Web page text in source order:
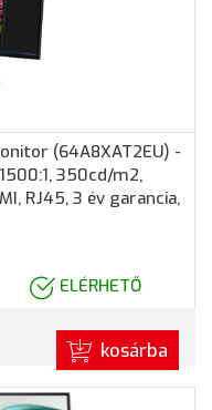
(64A8XAT2EU) -
350cd/m2,
RJ45, 3 év garancia,
ELÉRHETŐ
kosárba